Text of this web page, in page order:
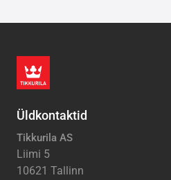
Üldkontaktid
Tikkurila AS
Liimi 5
10621 Tallinn